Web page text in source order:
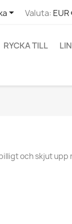
 Valuta: EUR
RYCKA TILL
och skjut upp